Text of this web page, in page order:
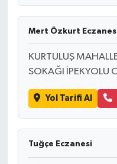
Mert Özkurt
KURTULUŞ
SOKAĞI İPEKYOLU
Yol Tarifi Al
Tuğçe Eczanesi